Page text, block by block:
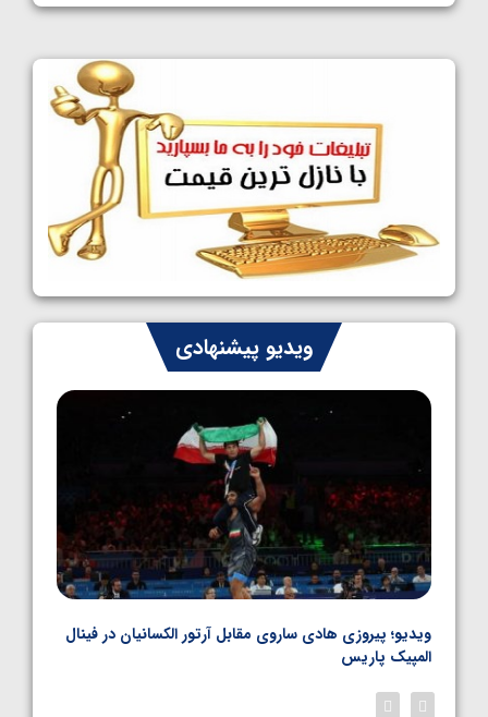
1405/05/11
کشتی آزاد نوجوانان جهان؛ رقبای نمایندگان
ایران مشخص شدند
1405/05/08
کشتی فرنگی نوجوانان جهان؛ سکوی تیمی
سوم برای ایران
1405/05/07
ایران چشم به راه چهار مدال در پنج وزن دوم
کشتی فرنگی نوجوانان جهان
1405/05/06
ویدیو پیشنهادی
ویدیو؛ پیروزی هادی ساروی مقابل آرتور الکسانیان در فینال
المپیک پاریس